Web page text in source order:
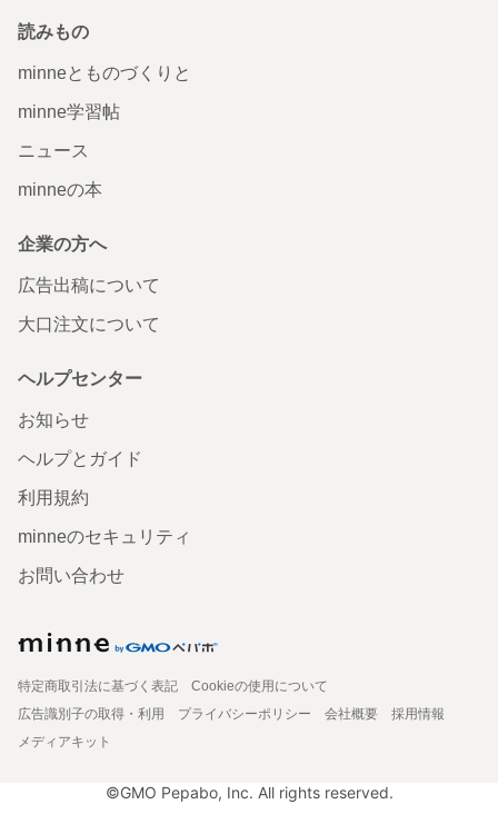
読みもの
minneとものづくりと
minne学習帖
ニュース
minneの本
企業の方へ
広告出稿について
大口注文について
ヘルプセンター
お知らせ
ヘルプとガイド
利用規約
minneのセキュリティ
お問い合わせ
特定商取引法に基づく表記
Cookieの使用について
広告識別子の取得・利用
プライバシーポリシー 会社概要
採用情報
メディアキット
©GMO Pepabo, Inc. All rights reserved.